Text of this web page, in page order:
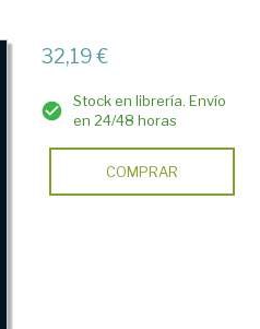
32,19 €
Stock en librería. Envío
en 24/48 horas
COMPRAR